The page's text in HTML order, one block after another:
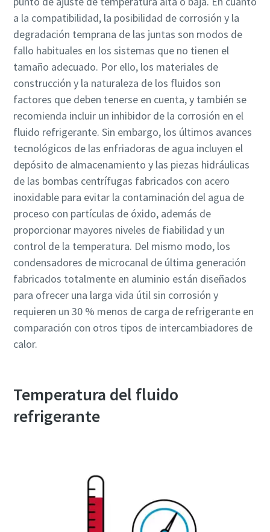
a la compatibilidad, la posibilidad de corrosión y la
degradación temprana de las juntas son modos de
fallo habituales en los sistemas que no tienen el
tamaño adecuado. Por ello, los materiales de
construcción y la naturaleza de los fluidos son
factores que deben tenerse en cuenta, y también se
recomienda incluir un inhibidor de la corrosión en el
fluido refrigerante. Sin embargo, los últimos avances
tecnológicos de las enfriadoras de agua incluyen el
depósito de almacenamiento y las piezas hidráulicas
de las bombas centrífugas fabricados con acero
inoxidable para evitar la contaminación del agua de
proceso con partículas de óxido, además de
proporcionar mayores niveles de fiabilidad y un
control de la temperatura. Del mismo modo, los
condensadores de microcanal de última generación
fabricados totalmente en aluminio están diseñados
para ofrecer una larga vida útil sin corrosión y
requieren un 30 % menos de carga de refrigerante en
comparación con otros tipos de intercambiadores de
calor.
Temperatura del fluido
refrigerante